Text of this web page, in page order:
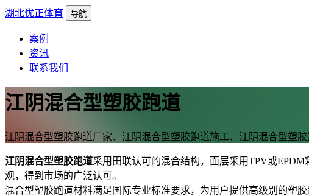
湖北优正体育 导航
案例
资讯
联系我们
江阴混合型塑胶跑道
江阴混合型塑胶跑道厂家、江阴混合型塑胶跑道施工、江阴混合型塑
江阴混合型塑胶跑道采用田联认可的混合结构，面层采用TPV或
观，得到市场的广泛认可。
混合型塑胶跑道材料满足国际专业标准要求，为用户提供高级别的塑